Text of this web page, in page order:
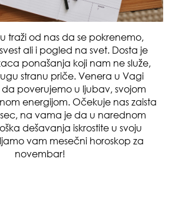
traži od nas da se pokrenemo,
ali i pogled na svet. Dosta je
ponašanja koji nam ne služe,
stranu priče. Venera u Vagi
poverujemo u ljubav, svojom
energijom. Očekuje nas zaista
na vama je da u narednom
dešavanja iskrostite u svoju
vam mesečni horoskop za
novembar!